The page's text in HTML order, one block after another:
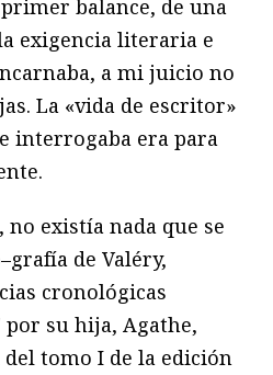
balance, de una
exigencia literaria e
a mi juicio no
La «vida de escritor»
interrogaba era para
no existía nada que se
–grafía de Valéry,
cronológicas
por su hija, Agathe,
tomo I de la edición